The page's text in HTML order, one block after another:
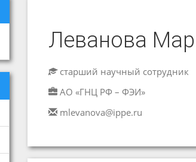
Леванова
старший научный сотрудник
АО «ГНЦ РФ – ФЭИ»
mlevanova@ippe.ru